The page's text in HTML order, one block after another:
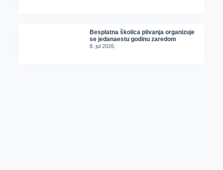
Besplatna školica plivanja organizuje
se jedanaestu godinu zaredom
8. jul 2026.